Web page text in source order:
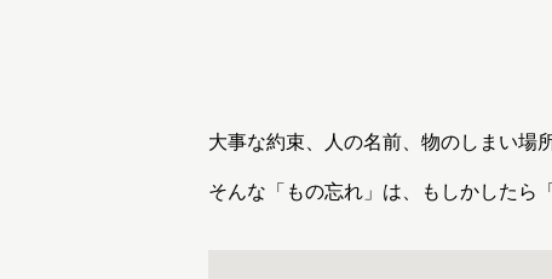
大事な約束、人の名前、物のしまい場
そんな「もの忘れ」は、もしかしたら